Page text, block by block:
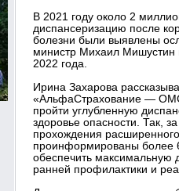
В 2021 году около 2
диспансеризацию после
болезни были выявлены
министр Михаил Мишустин
2022 года.
Ирина Захарова
«АльфаСтрахование —
пройти углубленную
здоровье опасности. Так,
прохождения
проинформированы более
обеспечить максимальную
ранней профилактики и